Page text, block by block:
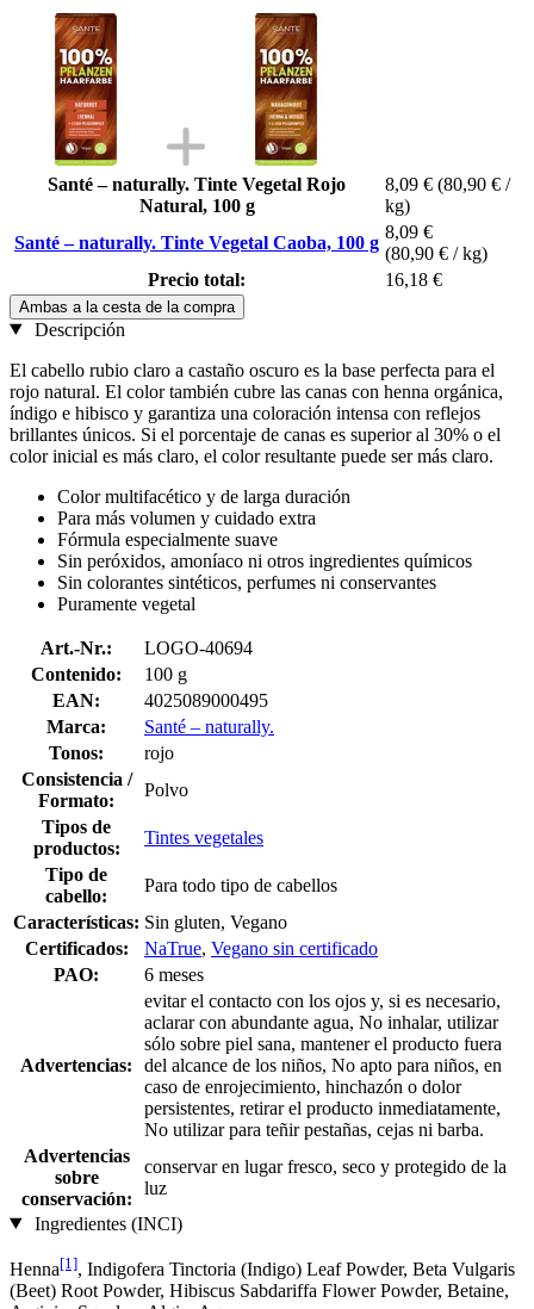
Santé – naturally. Tinte Vegetal Rojo
Natural, 100 g
8,09 € (80,90 € /
kg)
Santé – naturally. Tinte Vegetal Caoba, 100 g
8,09 €
(80,90 € / kg)
Precio total:
16,18 €
Ambas a la cesta de la compra
Descripción
El cabello rubio claro a castaño oscuro es la base perfecta para el
rojo natural. El color también cubre las canas con henna orgánica,
índigo e hibisco y garantiza una coloración intensa con reflejos
brillantes únicos. Si el porcentaje de canas es superior al 30% o el
color inicial es más claro, el color resultante puede ser más claro.
Color multifacético y de larga duración
Para más volumen y cuidado extra
Fórmula especialmente suave
Sin peróxidos, amoníaco ni otros ingredientes químicos
Sin colorantes sintéticos, perfumes ni conservantes
Puramente vegetal
Art.-Nr.:
LOGO-40694
Contenido:
100 g
EAN:
4025089000495
Marca:
Santé – naturally.
Tonos:
rojo
Consistencia /
Formato:
Polvo
Tipos de
productos:
Tintes vegetales
Tipo de
cabello:
Para todo tipo de cabellos
Características: Sin gluten, Vegano
Certificados:
NaTrue, Vegano sin certificado
PAO:
6 meses
Advertencias:
evitar el contacto con los ojos y, si es necesario,
aclarar con abundante agua, No inhalar, utilizar
sólo sobre piel sana, mantener el producto fuera
del alcance de los niños, No apto para niños, en
caso de enrojecimiento, hinchazón o dolor
persistentes, retirar el producto inmediatamente,
No utilizar para teñir pestañas, cejas ni barba.
Advertencias
sobre
conservación:
conservar en lugar fresco, seco y protegido de la
luz
Ingredientes (INCI)
Henna[1], Indigofera Tinctoria (Indigo) Leaf Powder, Beta Vulgaris
(Beet) Root Powder, Hibiscus Sabdariffa Flower Powder, Betaine,